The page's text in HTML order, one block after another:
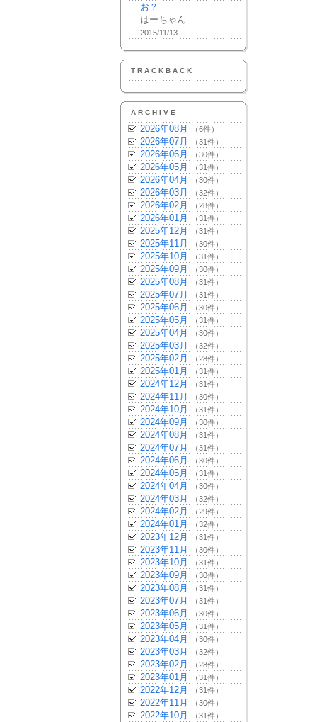
お？
はーちゃん
2015/11/13
TRACKBACK
ARCHIVE
2026年08月 （6件）
2026年07月 （31件）
2026年06月 （30件）
2026年05月 （31件）
2026年04月 （30件）
2026年03月 （32件）
2026年02月 （28件）
2026年01月 （31件）
2025年12月 （31件）
2025年11月 （30件）
2025年10月 （31件）
2025年09月 （30件）
2025年08月 （31件）
2025年07月 （31件）
2025年06月 （30件）
2025年05月 （31件）
2025年04月 （30件）
2025年03月 （32件）
2025年02月 （28件）
2025年01月 （31件）
2024年12月 （31件）
2024年11月 （30件）
2024年10月 （31件）
2024年09月 （30件）
2024年08月 （31件）
2024年07月 （31件）
2024年06月 （30件）
2024年05月 （31件）
2024年04月 （30件）
2024年03月 （32件）
2024年02月 （29件）
2024年01月 （32件）
2023年12月 （31件）
2023年11月 （30件）
2023年10月 （31件）
2023年09月 （30件）
2023年08月 （31件）
2023年07月 （31件）
2023年06月 （30件）
2023年05月 （31件）
2023年04月 （30件）
2023年03月 （32件）
2023年02月 （28件）
2023年01月 （31件）
2022年12月 （31件）
2022年11月 （30件）
2022年10月 （31件）